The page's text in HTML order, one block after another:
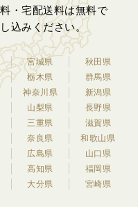
・宅配送料は無料で
込みください。
宮城県
秋田県
栃木県
群馬県
神奈川県
新潟県
山梨県
長野県
三重県
滋賀県
奈良県
和歌山県
広島県
山口県
高知県
福岡県
大分県
宮崎県